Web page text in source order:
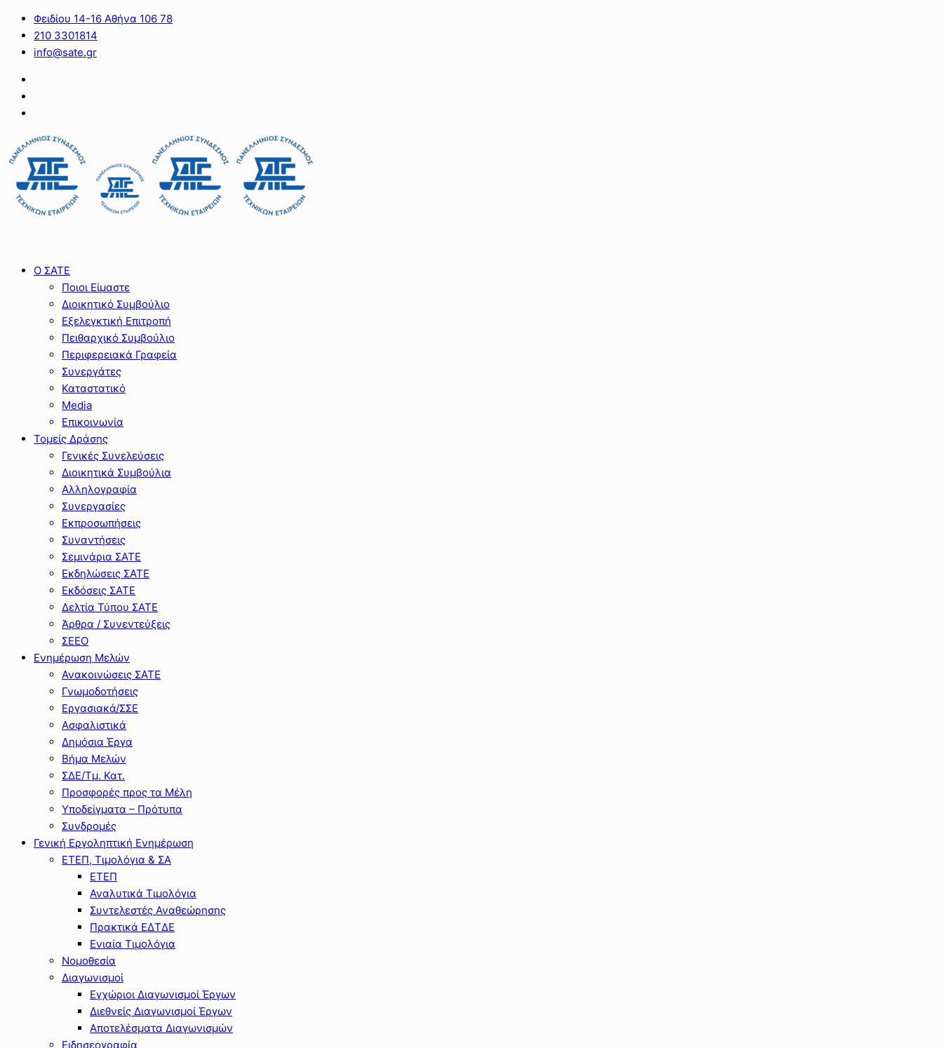
Φειδίου 14-16 Αθήνα 106 78
210 3301814
info@sate.gr
Ο ΣΑΤΕ
Ποιοι Είμαστε
Διοικητικό Συμβούλιο
Εξελεγκτική Επιτροπή
Πειθαρχικό Συμβούλιο
Περιφερειακά Γραφεία
Συνεργάτες
Καταστατικό
Media
Επικοινωνία
Τομείς Δράσης
Γενικές Συνελεύσεις
Διοικητικά Συμβούλια
Αλληλογραφία
Συνεργασίες
Εκπροσωπήσεις
Συναντήσεις
Σεμινάρια ΣΑΤΕ
Εκδηλώσεις ΣΑΤΕ
Εκδόσεις ΣΑΤΕ
Δελτία Τύπου ΣΑΤΕ
Άρθρα / Συνεντεύξεις
ΣΕΕΟ
Ενημέρωση Μελών
Ανακοινώσεις ΣΑΤΕ
Γνωμοδοτήσεις
Εργασιακά/ΣΣΕ
Ασφαλιστικά
Δημόσια Έργα
Βήμα Μελών
ΣΔΕ/Τμ. Κατ.
Προσφορές προς τα Μέλη
Υποδείγματα – Πρότυπα
Συνδρομές
Γενική Εργοληπτική Ενημέρωση
ΕΤΕΠ, Τιμολόγια & ΣΑ
ΕΤΕΠ
Αναλυτικά Τιμολόγια
Συντελεστές Αναθεώρησης
Πρακτικά ΕΔΤΔΕ
Ενιαία Τιμολόγια
Νομοθεσία
Διαγωνισμοί
Εγχώριοι Διαγωνισμοί Έργων
Διεθνείς Διαγωνισμοί Έργων
Αποτελέσματα Διαγωνισμών
Ειδησεογραφία